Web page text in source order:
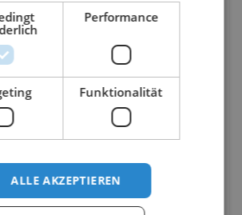
Performance
Funktionalität
ALLE AKZEPTIEREN